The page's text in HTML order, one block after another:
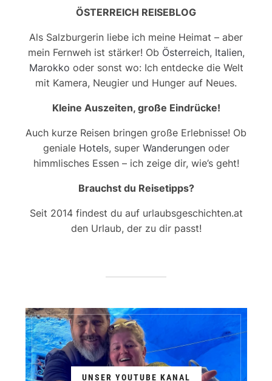
ÖSTERREICH REISEBLOG
Als Salzburgerin liebe ich meine Heimat – aber
mein Fernweh ist stärker! Ob Österreich, Italien,
Marokko oder sonst wo: Ich entdecke die Welt
mit Kamera, Neugier und Hunger auf Neues.
Kleine Auszeiten, große Eindrücke!
Auch kurze Reisen bringen große Erlebnisse! Ob
geniale Hotels, super Wanderungenoder
himmlisches Essen – ich zeige dir, wie’s geht!
Brauchst du Reisetipps?
Seit 2014 findest du auf urlaubsgeschichten.at
den Urlaub, der zu dir passt!
UNSER YOUTUBE KANAL